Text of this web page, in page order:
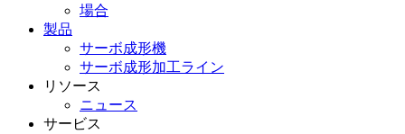
場合
製品
サーボ成形機
サーボ成形加工ライン
リソース
ニュース
サービス